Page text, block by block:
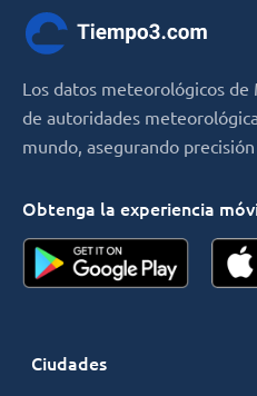
Los datos meteorológicos de
de autoridades
mundo, asegurando
Obtenga la experiencia
Ciudades